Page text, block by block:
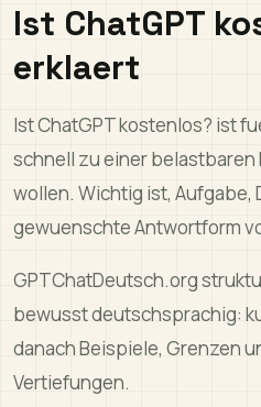
Ist ChatGPT
erklaert
Ist ChatGPT kostenlos? ist
schnell zu einer belastbaren
wollen. Wichtig ist, Aufgabe,
gewuenschte Antwortform
GPTChatDeutsch.org
bewusst deutschsprachig:
danach Beispiele, Grenzen
Vertiefungen.